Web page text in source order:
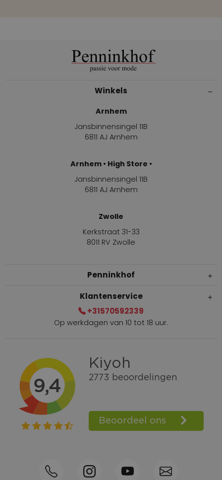
Winkels
Arnhem
Jansbinnensingel 11B
6811 AJ Arnhem
Arnhem • High Store •
Jansbinnensingel 11B
6811 AJ Arnhem
Zwolle
Kerkstraat 31-33
8011 RV Zwolle
Penninkhof
Gratis verzending vanaf € 100,=
Bel +31570592339
Spaarpunten
Shop the Look
Telefonisch bestellen ook mogelijk
Klantenservice
+31570592339
Op werkdagen van 10 tot 18 uur.